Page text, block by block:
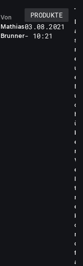
Mathias
Brunner
Von
PRODUKTE
03.08.2021
- 10:21
D
a
s
n
e
u
e
B
u
c
h
ü
b
e
r
W
e
l
t
r
e
k
o
r
d
f
a